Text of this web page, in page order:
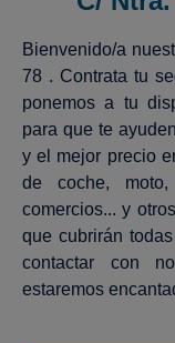
Bienvenido/a
78 . Contrata tu
ponemos a tu
para que te
y el mejor precio
de coche, moto,
comercios... y
que cubrirán
contactar con
estaremos